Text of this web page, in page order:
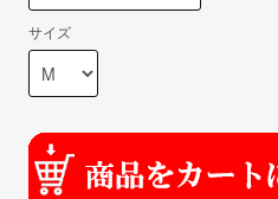
サイズ